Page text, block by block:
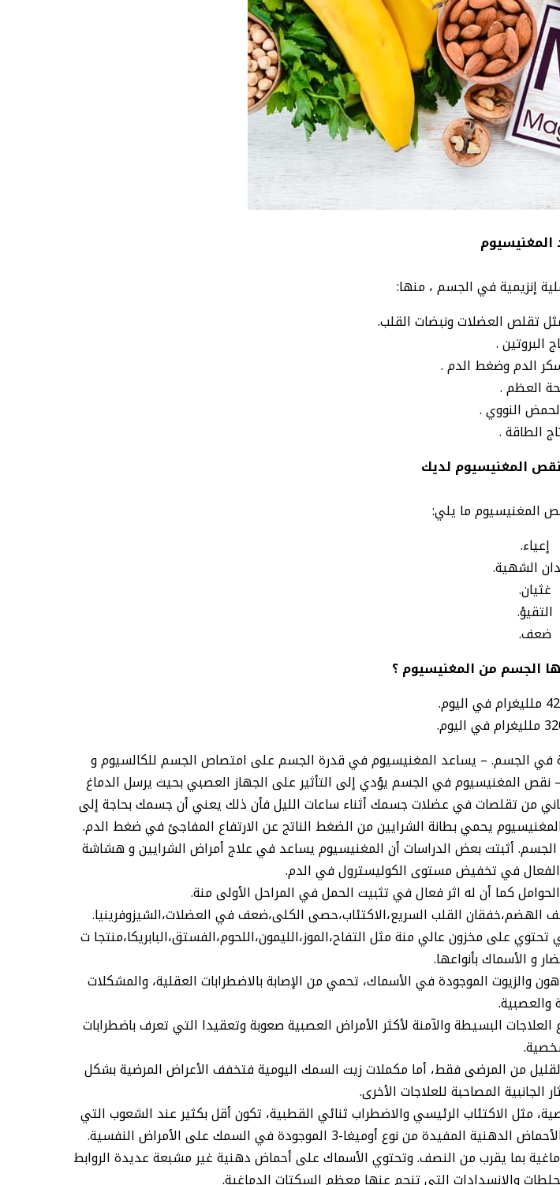
المغنيسيوم
تقلص العضلات ونبضات القلب.
البروتين .
الدم وضغط الدم .
العظم .
النووي .
الطاقة .
المغنيسيوم لديك
المغنيسيوم ما يلي:
إعياء.
الشهية.
غثيان.
التقيؤ.
ضعف.
الجسم من المغنيسيوم ؟
في الجسم. – يساعد المغنيسيوم في قدرة الجسم على امتصاص الجسم للكالسيوم و
المغنيسيوم في الجسم يؤدي إلى التأثير على الجهاز العصبي بحيث يرسل الدماغ
من تقلصات في عضلات جسمك أثناء ساعات الليل فأن ذلك يعني أن جسمك بحاجة إلى
يحمي بطانة الشرايين من الضغط الناتج عن الارتفاع المفاجئ في ضغط الدم.
أثبتت بعض الدراسات أن المغنيسيوم يساعد في علاج أمراض الشرايين و هشاشة
الفعال في تخفيض مستوى الكوليسترول في الدم.
كما أن له اثر فعال في تثبيت الحمل في المراحل الأولى منة.
القلب السريع،الاكتئاب،حصى الكلى،ضعف في العضلات،الشيزوفرينيا.
على مخزون عالي منة مثل التفاح،الموز،الليمون،اللحوم،الفستق،البابريكا،منتجا ت
و الأسماك بأنواعها.
والزيوت الموجودة في الأسماك، تحمي من الإصابة بالاضطرابات العقلية، والمشكلات
والعصبية.
البسيطة والآمنة لأكثر الأمراض العصبية صعوبة وتعقيدا التي تعرف باضطرابات
القليل من المرضى فقط، أما مكملات زيت السمك اليومية فتخفف الأعراض المرضية بشكل
المصاحبة للعلاجات الأخرى.
مثل الاكتئاب الرئيسي والاضطراب ثنائي القطبية، تكون أقل بكثير عند الشعوب التي
أوميغا-3 الموجودة في السمك على الأمراض النفسية.
بما يقرب من النصف. وتحتوي الأسماك على أحماض دهنية غير مشبعة عديدة الروابط
والانسدادات التي تنجم عنها معظم السكتات الدماغية.